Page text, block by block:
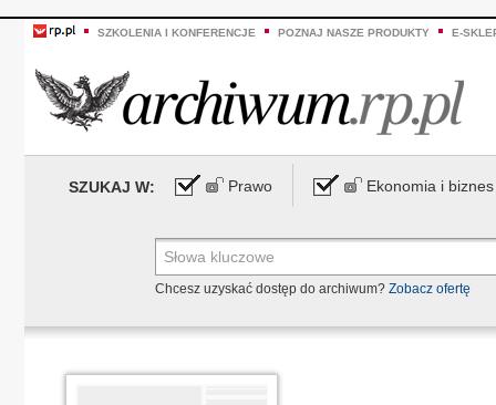
SZKOLENIA I KONFERENCJE POZNAJ NASZE PRODUKTY E-
SZUKAJ W: Prawo Ekonomia i biznes
Chcesz uzyskać dostęp do archiwum? Zobacz ofertę